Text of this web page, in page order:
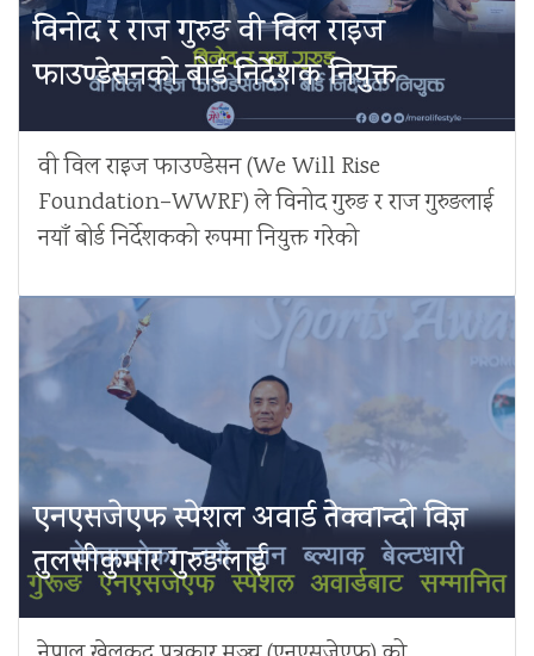
विनोद र राज गुरुङ वी विल राइज
फाउण्डेसनको बोर्ड निर्देशक नियुक्त
वी विल राइज फाउण्डेसन (We Will Rise
Foundation–WWRF) ले विनोद गुरुङ र राज गुरुङलाई
नयाँ बोर्ड निर्देशकको रूपमा नियुक्त गरेको
एनएसजेएफ स्पेशल अवार्ड तेक्वान्दो विज्ञ
तुलसीकुमार गुरुङलाई